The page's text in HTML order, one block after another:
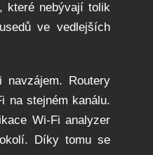
které nebývají tolik
ve vedlejších
Routery
na stejném kanálu.
Wi-Fi analyzer
Díky tomu se